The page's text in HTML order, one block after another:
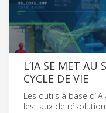
L’IA SE MET AU
CYCLE DE VIE
Les outils à base
les taux de